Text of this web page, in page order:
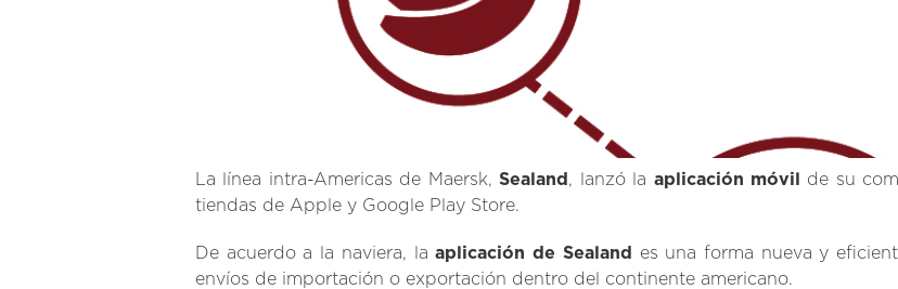
La línea intra-Americas de Maersk, Sealand , lanzó la aplicación móvil
de su
tiendas de Apple y Google Play Store.
De acuerdo a la naviera, laaplicación de Sealand
es una forma nueva y
envíos de importación o exportación dentro del continente americano.